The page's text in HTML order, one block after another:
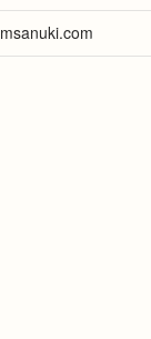
msanuki.com